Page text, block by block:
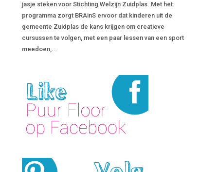
jasje steken voor Stichting Welzijn Zuidplas. Met het
programma zorgt BRAinS ervoor dat kinderen uit de
gemeente Zuidplas de kans krijgen om creatieve
cursussen te volgen, met een paar lessen van een sport
meedoen,...